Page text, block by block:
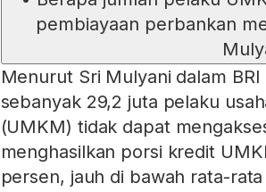
pembiayaan perbankan
Menurut Sri Mulyani dalam
sebanyak 29,2 juta pelaku
(UMKM) tidak dapat
menghasilkan porsi kredit
persen, jauh di bawah rata-